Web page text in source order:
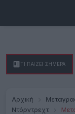
Αρχική
Ντόρντρεχτ
ΤΙ ΠΑΙΖΕΙ ΣΗΜΕΡΑ